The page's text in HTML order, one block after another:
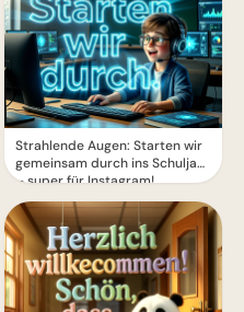
Strahlende Augen: Starten wir
gemeinsam durch ins Schuljahr
– super für Instagram!